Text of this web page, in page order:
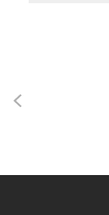
‹